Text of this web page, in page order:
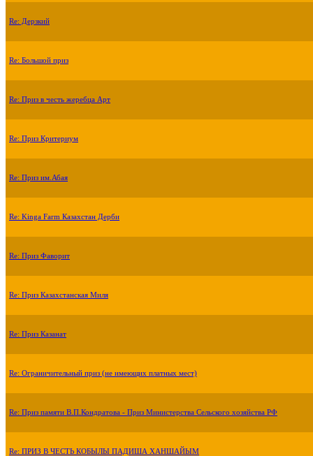
Re: Дерзкий
Re: Большой приз
Re: Приз в честь жеребца Арт
Re: Приз Критериум
Re: Приз им.Абая
Re: Kinga Farm Казахстан Дерби
Re: Приз Фаворит
Re: Приз Казахстанская Миля
Re: Приз Казанат
Re: Ограничительный приз (не имеющих платных мест)
Re: Приз памяти В.П.Кондратова - Приз Министерства Сельского хозяйства РФ
Re: ПРИЗ В ЧЕСТЬ КОБЫЛЫ ПАДИША ХАНШАЙЫМ